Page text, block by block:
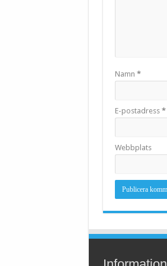
Namn *
E-postadress *
Webbplats